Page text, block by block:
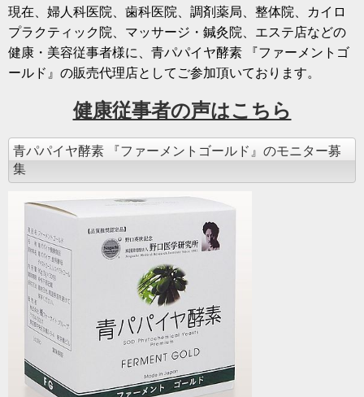
現在、婦人科医院、歯科医院、調剤薬局、整体院、カイロ
プラクティック院、マッサージ・鍼灸院、エステ店などの
健康・美容従事者様に、青パパイヤ酵素 『ファーメントゴ
ールド』の販売代理店としてご参加頂いております。
健康従事者の声はこちら
青パパイヤ酵素 『ファーメントゴールド』のモニター募
集